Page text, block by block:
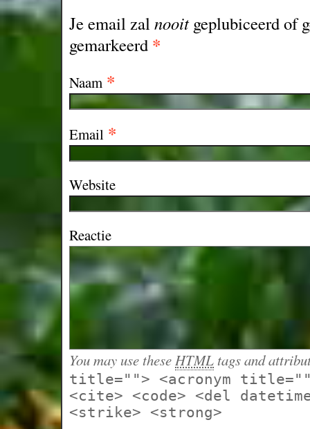
Je email zalnooitgeplubiceerd of
gemarkeerd *
Naam *
Email *
Website
Reactie
You may use theseHTML tags and
title=""> <acronym
<cite> <code> <del
<strike> <strong>